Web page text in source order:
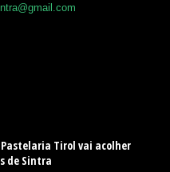
Tirol vai acolher
de Sintra